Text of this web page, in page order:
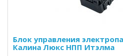
Блок управления
Калина Люкс НПП Итэлма